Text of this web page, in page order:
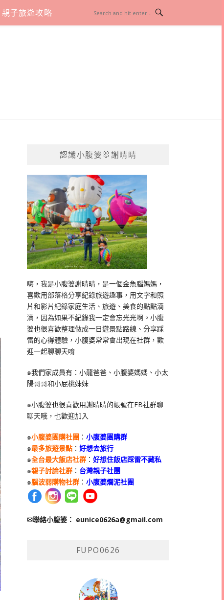
親子旅遊攻略
認識小腹婆🐰謝晴晴
嗨，我是小腹婆謝晴晴，是一個金魚腦媽媽，
喜歡用部落格分享紀錄旅遊趣事，用文字和照
片和影片紀錄家庭生活、旅遊、美食的點點滴
滴，因為如果不紀錄我一定會忘光光啊。小腹
婆也很喜歡整理做成一日遊景點路線、分享踩
雷的心得體驗，小腹婆常常會出現在社群，歡
迎一起聊聊天唷
๑我們家成員有：小龍爸爸、小腹婆媽媽、小太
陽哥哥和小屁桃妹妹
๑小腹婆也很喜歡用謝晴晴的帳號在FB社群聊
聊天哦，也歡迎加入
๑小腹婆團購社團 ：小腹婆團購群
๑最多旅遊景點 ：好想去旅行
๑全台最大飯店社群 ：好想住飯店踩雷不藏私
๑親子討論社群 ： 台灣親子社團
๑腦波弱購物社群 ：小腹婆爛泥社團
✉聯絡小腹婆： eunice0626a@gmail.com
FUPO0626